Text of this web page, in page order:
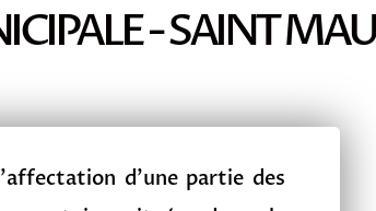
- SAINT
d’une partie des